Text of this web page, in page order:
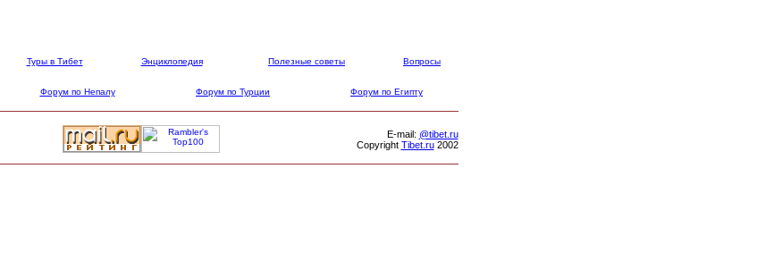
Туры в Тибет Энциклопедия Полезные советы Вопросы
Форум по Непалу Форум по Турции Форум по Египту
Е-mail: @tibet.ru
Copyright Tibet.ru2002